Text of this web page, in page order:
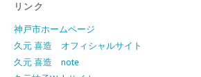
リンク
神戸市ホームページ
久元 喜造 オフィシャルサイト
久元 喜造 note